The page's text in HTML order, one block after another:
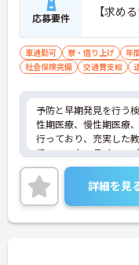
応募要件 【求め
車通勤可 寮・借り上げ 年
社会保険完備
交通費支給
予防と早期発見を行う
性期医療、慢性期医療
行っており、充実した
で、ワーク・ライフ・
あることが魅力の病院
ご興味のある方には、
に詳細をお話しいたし
ださい。
詳細を見